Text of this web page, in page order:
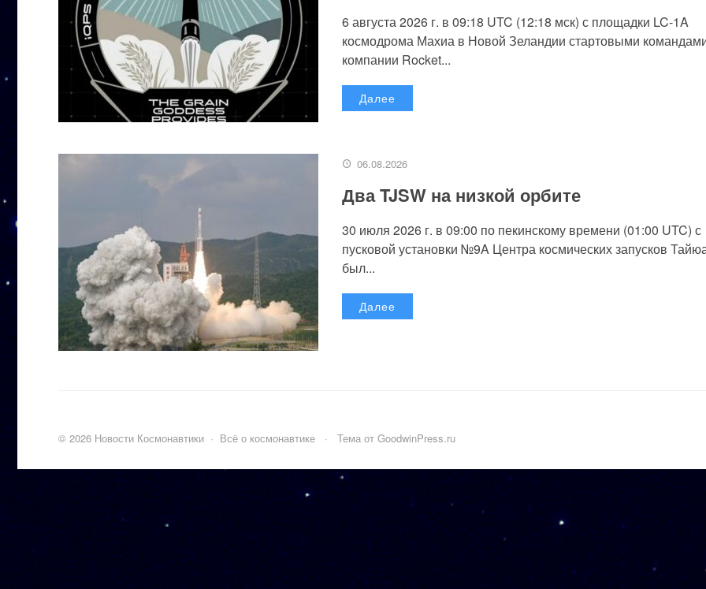
6 августа 2026 г. в 09:18 UTC (12:18 мск) с площадки LC-1A
космодрома Махиа в Новой Зеландии стартовыми
компании Rocket...
Далее
06.08.2026
Два TJSW на низкой орбите
30 июля 2026 г. в 09:00 по пекинскому времени (01:00 UTC) с
пусковой установки №9A Центра космических запусков
был...
Далее
© 2026 Новости Космонавтики · Всё о космонавтике · Тема от GoodwinPress.ru